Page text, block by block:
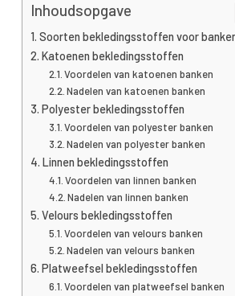
Inhoudsopgave
Soorten bekledingsstoffen voor
Katoenen bekledingsstoffen
Voordelen van katoenen banken
Nadelen van katoenen banken
Polyester bekledingsstoffen
Voordelen van polyester banken
Nadelen van polyester banken
Linnen bekledingsstoffen
Voordelen van linnen banken
Nadelen van linnen banken
Velours bekledingsstoffen
Voordelen van velours banken
Nadelen van velours banken
Platweefsel bekledingsstoffen
Voordelen van platweefsel banken